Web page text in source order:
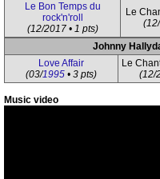
Le Bon Temps du
rock'n'roll
(12/2017 • 1 pts)
Le
Johnny
Love Affair
(03/1995 • 3 pts)
Le
(12/
Music video